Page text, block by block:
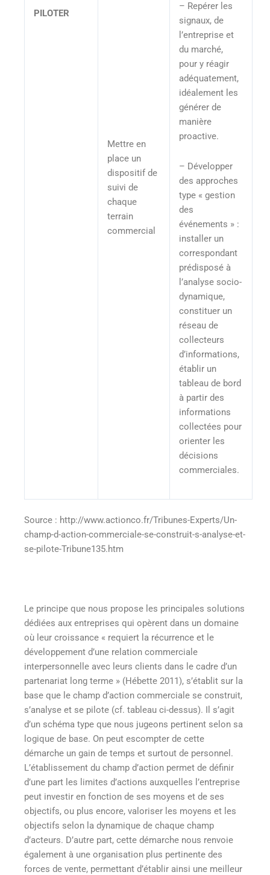
PILOTER
Mettre en
place un
dispositif de
suivi de
chaque
terrain
commercial
– Repérer les
signaux, de
l’entreprise et
du marché,
pour y réagir
adéquatement,
idéalement les
générer de
manière
proactive.
– Développer
des approches
type « gestion
des
événements » :
installer un
correspondant
prédisposé à
l’analyse socio-
dynamique,
constituer un
réseau de
collecteurs
d’informations,
établir un
tableau de bord
à partir des
informations
collectées pour
orienter les
décisions
commerciales.
Source : http://www.actionco.fr/Tribunes-Experts/Un-
champ-d-action-commerciale-se-construit-s-analyse-et-
se-pilote-Tribune135.htm
Le principe que nous propose les principales solutions
dédiées aux entreprises qui opèrent dans un domaine
où leur croissance « requiert la récurrence et le
développement d’une relation commerciale
interpersonnelle avec leurs clients dans le cadre d’un
partenariat long terme » (Hébette 2011), s’établit sur la
base que le champ d’action commerciale se construit,
s’analyse et se pilote (cf. tableau ci-dessus). Il s’agit
d’un schéma type que nous jugeons pertinent selon sa
logique de base. On peut escompter de cette
démarche un gain de temps et surtout de personnel.
L’établissement du champ d’action permet de définir
d’une part les limites d’actions auxquelles l’entreprise
peut investir en fonction de ses moyens et de ses
objectifs, ou plus encore, valoriser les moyens et les
objectifs selon la dynamique de chaque champ
d’acteurs. D’autre part, cette démarche nous renvoie
également à une organisation plus pertinente des
forces de vente, permettant d’établir ainsi une meilleur